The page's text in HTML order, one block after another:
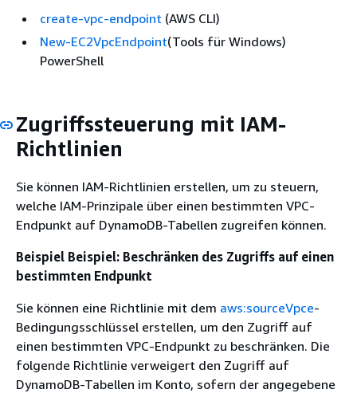
create-vpc-endpoint (AWS CLI)
New-EC2VpcEndpoint(Tools für Windows)
PowerShell
Zugriffssteuerung mit IAM-
Richtlinien
Sie können IAM-Richtlinien erstellen, um zu steuern,
welche IAM-Prinzipale über einen bestimmten VPC-
Endpunkt auf DynamoDB-Tabellen zugreifen können.
Beispiel Beispiel: Beschränken des Zugriffs auf einen
bestimmten Endpunkt
Sie können eine Richtlinie mit dem aws:sourceVpce-
Bedingungsschlüssel erstellen, um den Zugriff auf
einen bestimmten VPC-Endpunkt zu beschränken. Die
folgende Richtlinie verweigert den Zugriff auf
DynamoDB-Tabellen im Konto, sofern der angegebene